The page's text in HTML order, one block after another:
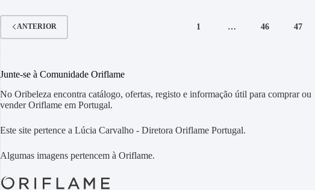
ANTERIOR 1 … 46 47
Junte-se à Comunidade Oriflame
No Oribeleza encontra catálogo, ofertas, registo e informação útil para comprar ou
vender Oriflame em Portugal.
Este site pertence a Lúcia Carvalho - Diretora Oriflame Portugal.
Algumas imagens pertencem à Oriflame.